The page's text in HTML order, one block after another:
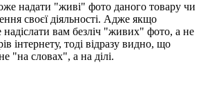
надати "живі" фото даного товару чи
своєї діяльності. Адже якщо
вам безліч "живих" фото, а не
інтернету, тоді відразу видно, що
"на словах", а на ділі.